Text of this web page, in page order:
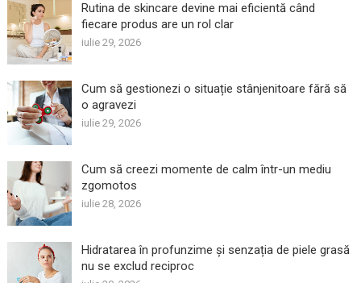
Rutina de skincare devine mai eficientă când
fiecare produs are un rol clar
iulie 29, 2026
Cum să gestionezi o situație stânjenitoare fără să
o agravezi
iulie 29, 2026
Cum să creezi momente de calm într-un mediu
zgomotos
iulie 28, 2026
Hidratarea în profunzime și senzația de piele grasă
nu se exclud reciproc